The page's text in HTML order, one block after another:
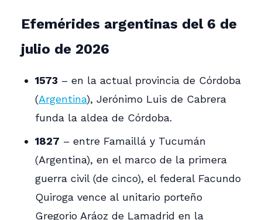
Efemérides argentinas del 6 de
julio de 2026
1573 – en la actual provincia de Córdoba
(Argentina), Jerónimo Luis de Cabrera
funda la aldea de Córdoba.
1827 – entre Famaillá y Tucumán
(Argentina), en el marco de la primera
guerra civil (de cinco), el federal Facundo
Quiroga vence al unitario porteño
Gregorio Aráoz de Lamadrid en la